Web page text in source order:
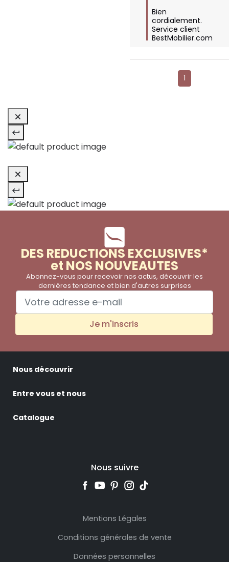
Bien
cordialement.
Service client
BestMobilier.com
1
DES REDUCTIONS EXCLUSIVES*
et NOS NOUVEAUTES
Abonnez-vous pour recevoir nos actus, découvrir les
dernières tendance et bien d'autres surprises
Je m'inscris
Nous découvrir
Entre vous et nous
Catalogue
Nous suivre
Mentions Légales
Conditions générales de vente
Données personnelles